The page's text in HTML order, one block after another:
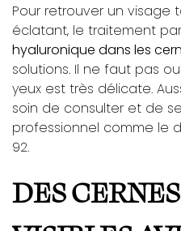
Pour retrouver un visage
éclatant, le traitement
hyaluronique dans les
solutions. Il ne faut pas
yeux est très délicate.
soin de consulter et de
professionnel comme le
92.
DES